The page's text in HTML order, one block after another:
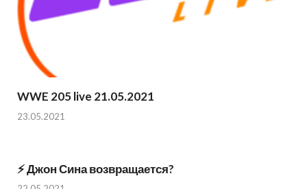
WWE 205 live 21.05.2021
23.05.2021
⚡️ Джон Сина возвращается?